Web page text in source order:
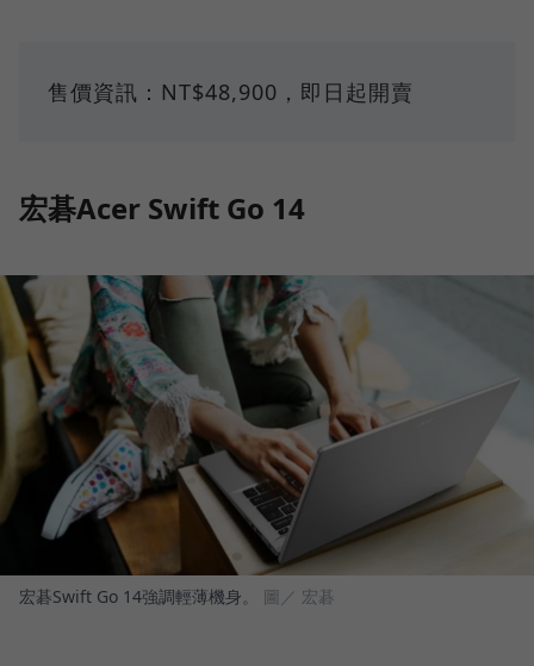
售價資訊：NT$48,900，即日起開賣
宏碁Acer Swift Go 14
宏碁Swift Go 14強調輕薄機身。 圖／ 宏碁